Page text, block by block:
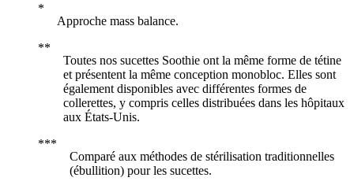
Approche mass balance.
Toutes nos sucettes Soothie ont la même forme de tétine
et présentent la même conception monobloc. Elles sont
également disponibles avec différentes formes de
collerettes, y compris celles distribuées dans les hôpitaux
aux États-Unis.
Comparé aux méthodes de stérilisation traditionnelles
(ébullition) pour les sucettes.